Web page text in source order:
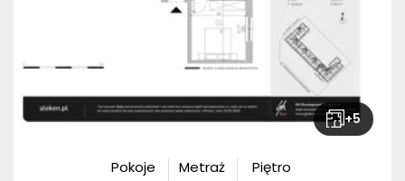
+5
Pokoje
Metraż
Piętro